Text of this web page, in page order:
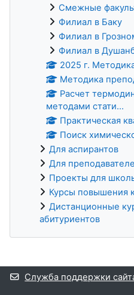
Смежные
Филиал в Баку
Филиал в
Филиал в
2025 г.
Методика
Расчет
методами стати...
Практическая
Поиск
Для аспирантов
Для
Проекты для
Курсы повышения
Дистанционные
абитуриентов
Дополнительные
Служба поддержки